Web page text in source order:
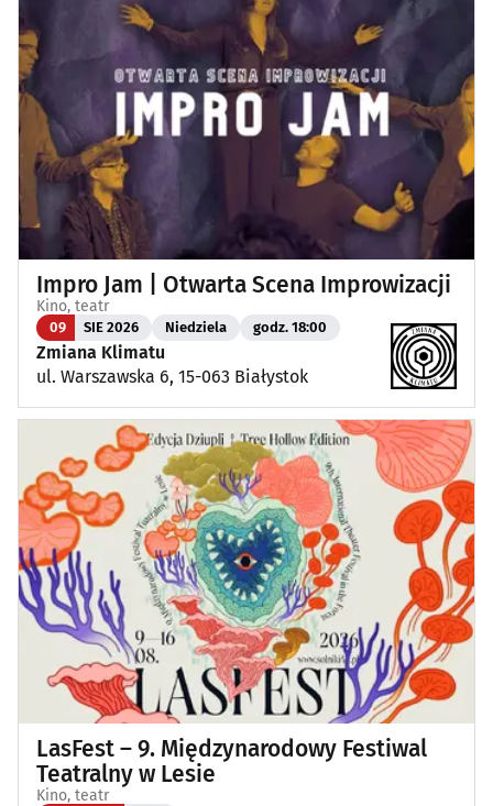
Impro Jam | Otwarta Scena Improwizacji
Kino, teatr
09 SIE 2026 Niedziela godz. 18:00
Zmiana Klimatu
ul. Warszawska 6, 15-063 Białystok
LasFest – 9. Międzynarodowy Festiwal
Teatralny w Lesie
Kino, teatr